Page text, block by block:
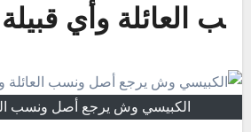
ب العائلة وأي قبيلة
الكبيسي وش يرجع أصل ونسب